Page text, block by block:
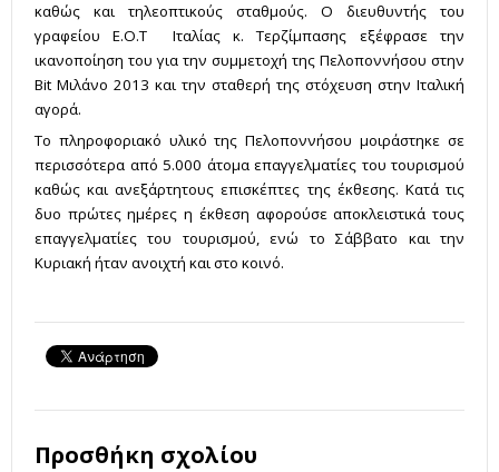
καθώς και τηλεοπτικούς σταθμούς. Ο διευθυντής του
γραφείου Ε.Ο.Τ Ιταλίας κ. Τερζίμπασης εξέφρασε την
ικανοποίηση του για την συμμετοχή της Πελοποννήσου στην
Bit Μιλάνο 2013 και την σταθερή της στόχευση στην Ιταλική
αγορά.
Το πληροφοριακό υλικό της Πελοποννήσου μοιράστηκε σε
περισσότερα από 5.000 άτομα επαγγελματίες του τουρισμού
καθώς και ανεξάρτητους επισκέπτες της έκθεσης. Κατά τις
δυο πρώτες ημέρες η έκθεση αφορούσε αποκλειστικά τους
επαγγελματίες του τουρισμού, ενώ το Σάββατο και την
Κυριακή ήταν ανοιχτή και στο κοινό.
Προσθήκη σχολίου